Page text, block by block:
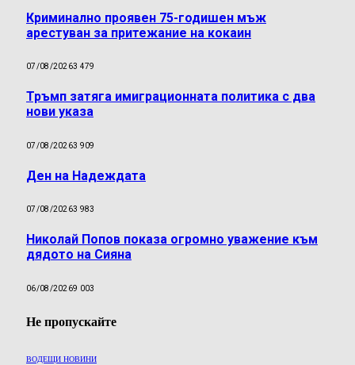
Криминално проявен 75-годишен мъж
арестуван за притежание на кокаин
07/08/20263 479
Тръмп затяга имиграционната политика с два
нови указа
07/08/20263 909
Ден на Надеждата
07/08/20263 983
Николай Попов показа огромно уважение към
дядото на Сияна
06/08/20269 003
Не пропускайте
ВОДЕЩИ НОВИНИ